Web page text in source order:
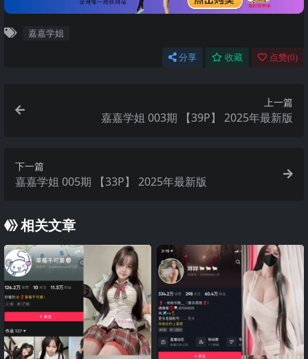
嘉嘉学姐
分享 收藏 点赞(0)
上一篇
嘉嘉学姐 003期 【39P】 2025年最新版
下一篇
嘉嘉学姐 005期 【33P】 2025年最新版
相关文章